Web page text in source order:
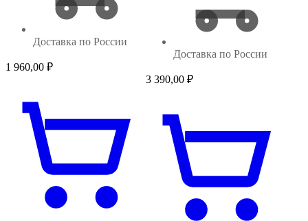
Доставка по России
1 960,00 ₽
Доставка по России
3 390,00 ₽